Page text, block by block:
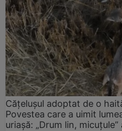
Cățelușul adoptat de o
Povestea care a uimit
uriașă: „Drum lin, micuțule”